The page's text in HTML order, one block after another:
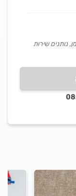
נותנים שירות